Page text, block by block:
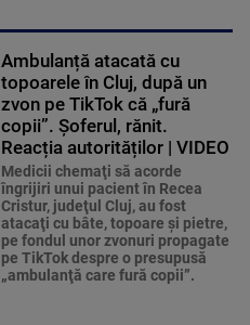
Ambulanță atacată cu
topoarele în Cluj, după un
zvon pe TikTok că „fură
copii”. Șoferul, rănit.
Reacția autorităților | VIDEO
Medicii chemaţi să acorde
îngrijiri unui pacient în Recea
Cristur, judeţul Cluj, au fost
atacaţi cu bâte, topoare şi pietre,
pe fondul unor zvonuri propagate
pe TikTok despre o presupusă
„ambulanţă care fură copii”.